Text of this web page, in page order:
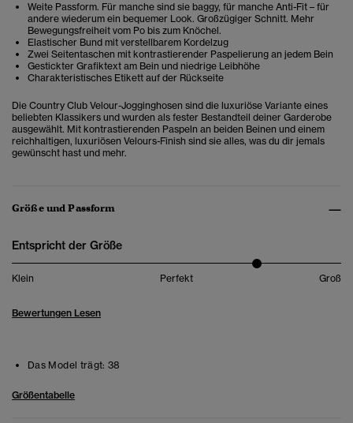
Weite Passform. Für manche sind sie baggy, für manche Anti-Fit – für
andere wiederum ein bequemer Look. Großzügiger Schnitt. Mehr
Bewegungsfreiheit vom Po bis zum Knöchel.
Elastischer Bund mit verstellbarem Kordelzug
Zwei Seitentaschen mit kontrastierender Paspelierung an jedem Bein
Gestickter Grafiktext am Bein und niedrige Leibhöhe
Charakteristisches Etikett auf der Rückseite
Die Country Club Velour-Jogginghosen sind die luxuriöse Variante eines
beliebten Klassikers und wurden als fester Bestandteil deiner Garderobe
ausgewählt. Mit kontrastierenden Paspeln an beiden Beinen und einem
reichhaltigen, luxuriösen Velours-Finish sind sie alles, was du dir jemals
gewünscht hast und mehr.
Größe und Passform
Entspricht der Größe
Klein Perfekt Groß
Bewertungen Lesen
Das Model trägt: 38
Größentabelle